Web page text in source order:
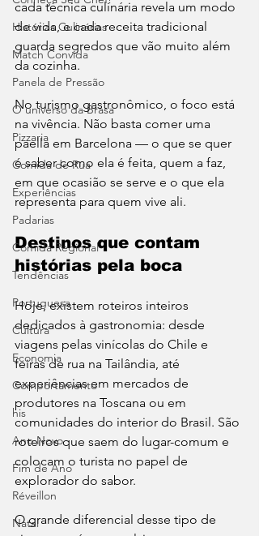
Histórias Culinárias
Match Convida
Panela de Pressão
O universo da Brasa
Pizzaria
Comida de Rua
Experiências
Padarias
Comida Regional
Tendências
Portuguesa
Cultura
Economia
Comportamento
his
Ano Novo
Fim de Ano
Réveillon
Natal
cada técnica culinária revela um modo
de vida, e cada receita tradicional
guarda segredos que vão muito além
da cozinha.
No turismo gastronômico, o foco está
na vivência. Não basta comer uma
paella em Barcelona — o que se quer
é saber como ela é feita, quem a faz,
em que ocasião se serve e o que ela
representa para quem vive ali.
Destinos que contam
histórias pela boca
Hoje, existem roteiros inteiros
dedicados à gastronomia: desde
viagens pelas vinícolas do Chile e
feiras de rua na Tailândia, até
experiências em mercados de
produtores na Toscana ou em
comunidades do interior do Brasil. São
roteiros que saem do lugar-comum e
colocam o turista no papel de
explorador do sabor.
O grande diferencial desse tipo de